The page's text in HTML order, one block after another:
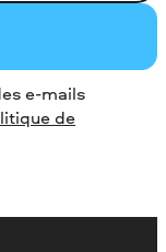
e-mails
de